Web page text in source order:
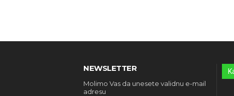
NEWSLETTER
Molimo Vas da unesete validnu e-mail
adresu